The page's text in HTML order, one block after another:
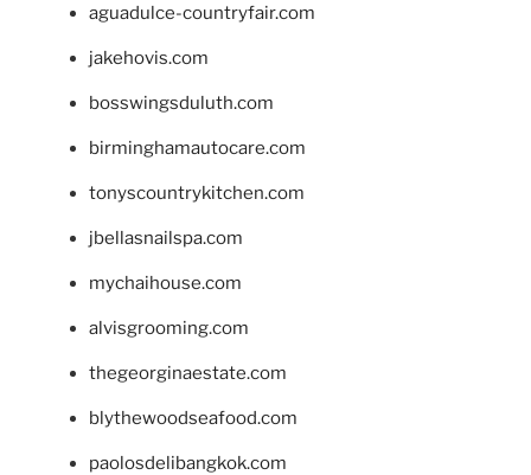
aguadulce-countryfair.com
jakehovis.com
bosswingsduluth.com
birminghamautocare.com
tonyscountrykitchen.com
jbellasnailspa.com
mychaihouse.com
alvisgrooming.com
thegeorginaestate.com
blythewoodseafood.com
paolosdelibangkok.com